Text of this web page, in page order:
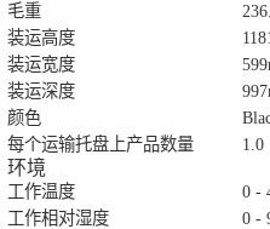
毛重
装运高度
装运宽度
装运深度
颜色
每个运输托盘上产品数量
1.0
环境
工作温度
0 -
工作相对湿度
0 -